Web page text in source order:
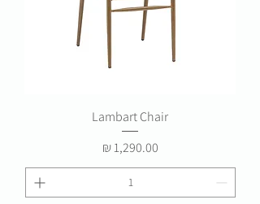
Lambart Chair
מחיר